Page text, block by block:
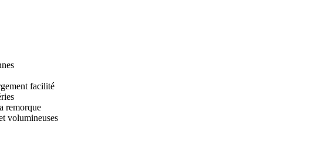
facilité
remorque
volumineuses